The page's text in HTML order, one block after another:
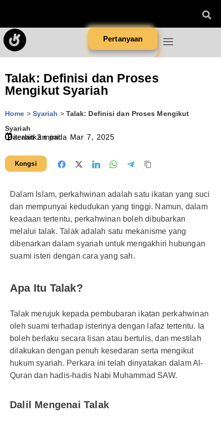
Pertanyaan
Talak: Definisi dan Proses
Mengikut Syariah
Home > Syariah > Talak: Definisi dan Proses Mengikut
Syariah
Diterbitkan pada Mar 7, 2025
Bacaan2 minit
Kongsi
Dalam Islam, perkahwinan adalah satu ikatan yang suci
dan mempunyai kedudukan yang tinggi. Namun, dalam
keadaan tertentu, perkahwinan boleh dibubarkan
melalui talak. Talak adalah satu mekanisme yang
dibenarkan dalam syariah untuk mengakhiri hubungan
suami isteri dengan cara yang sah.
Apa Itu Talak?
Talak merujuk kepada pembubaran ikatan perkahwinan
oleh suami terhadap isterinya dengan lafaz tertentu. Ia
boleh berlaku secara lisan atau bertulis, dan mestilah
dilakukan dengan penuh kesedaran serta mengikut
hukum syariah. Perkara ini telah dinyatakan dalam Al-
Quran dan hadis-hadis Nabi Muhammad SAW.
Dalil Mengenai Talak